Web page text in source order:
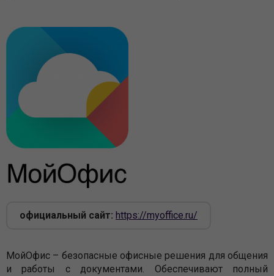
официальный сайт: https://myoffice.ru/
МойОфис – безопасные офисные решения для общения
и работы с документами. Обеспечивают полный